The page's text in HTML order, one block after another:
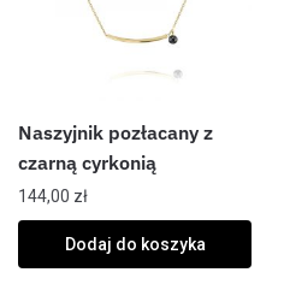
Naszyjnik pozłacany z
czarną cyrkonią
144,00 zł
Dodaj do koszyka